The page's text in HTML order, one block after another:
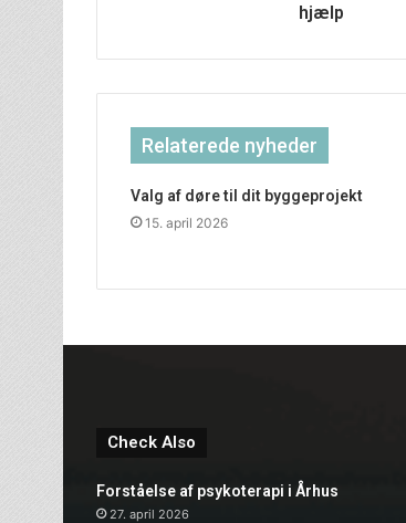
hjælp
Relaterede nyheder
Valg af døre til dit byggeprojekt
15. april 2026
Check Also
Forståelse af psykoterapi i Århus
27. april 2026